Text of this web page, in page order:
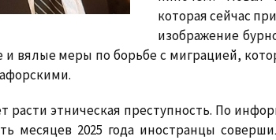
которая сейчас
изображение
вялые меры по борьбе с миграцией,
расти этническая преступность. По
месяцев 2025 года иностранцы